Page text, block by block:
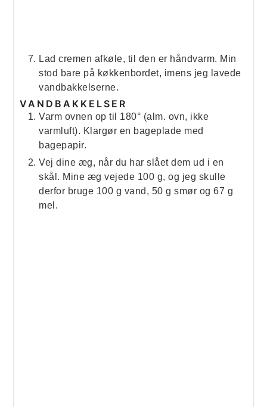
Lad cremen afkøle, til den er håndvarm. Min
stod bare på køkkenbordet, imens jeg lavede
vandbakkelserne.
VANDBAKKELSER
Varm ovnen op til 180° (alm. ovn, ikke
varmluft). Klargør en bageplade med
bagepapir.
Vej dine æg, når du har slået dem ud i en
skål. Mine æg vejede 100 g, og jeg skulle
derfor bruge 100 g vand, 50 g smør og 67 g
mel.